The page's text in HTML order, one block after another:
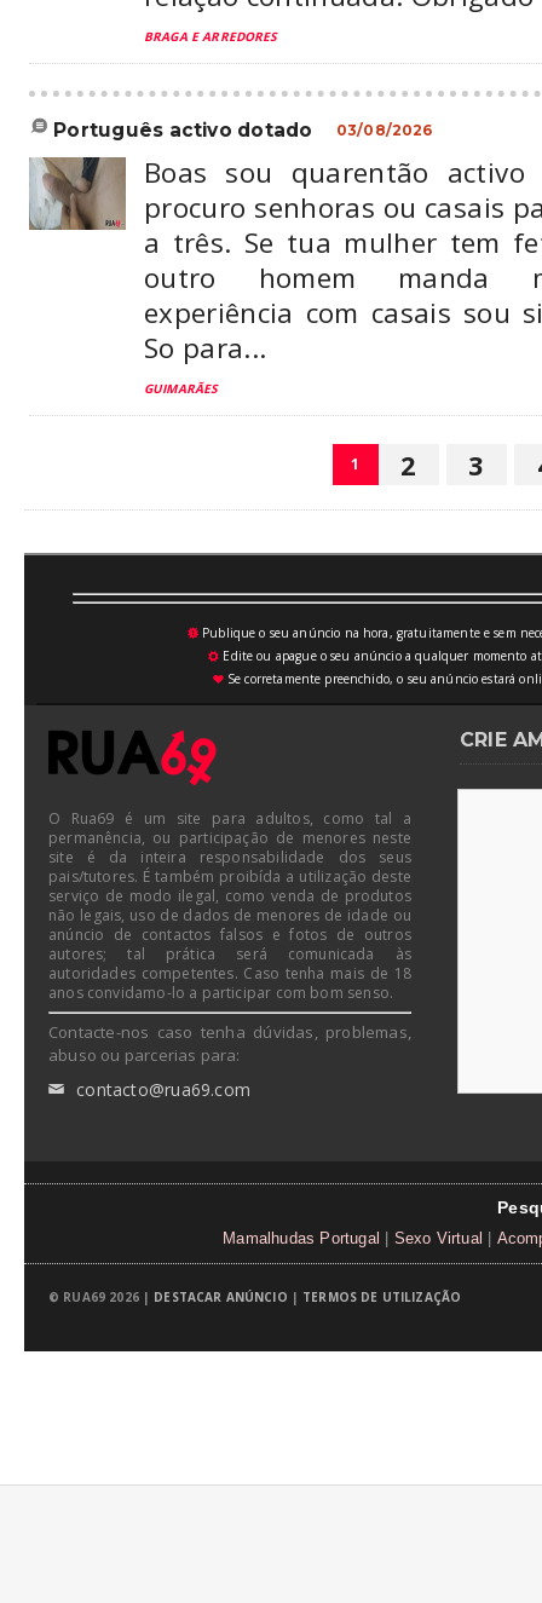
BRAGA E ARREDORES
português activo dotado 03/08/2026
Boas sou quarentão
procuro senhoras ou casais
a três. Se tua mulher tem
outro homem manda
experiência com casais sou
So para...
GUIMARÃES
1 2 3
💥Publique o seu anúncio na hora, gratuitamente e sem
⚙ Edite ou apague o seu anúncio a qualquer momento
♥Se corretamente preenchido, o seu anúncio estará
O Rua69 é um site para adultos, como tal a
permanência, ou participação de menores neste
site é da inteira responsabilidade dos seus
pais/tutores. É também proibída a utilização deste
serviço de modo ilegal, como venda de produtos
não legais, uso de dados de menores de idade ou
anúncio de contactos falsos e fotos de outros
autores; tal prática será comunicada às
autoridades competentes. Caso tenha mais de 18
anos convidamo-lo a participar com bom senso.
Contacte-nos caso tenha dúvidas, problemas,
abuso ou parcerias para:
✉ contacto@rua69.com
CRIE
Mamalhudas Portugal Sexo Virtual
© RUA69 2026 | DESTACAR ANÚNCIO | TERMOS DE UTILIZAÇÃO